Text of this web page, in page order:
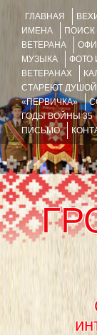
ГЛАВНАЯ
ИМЕНА
ВЕТЕРАНА
МУЗЫКА
ФОТО
ВЕТЕРАНАХ
СТАРЕЮТ ДУШОЙ
«ПЕРВИЧКА»
ГОДЫ ВОЙНЫ 35
ПИСЬМО